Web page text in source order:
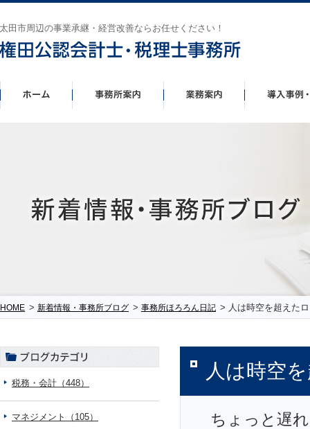
太田市周辺の事業承継・経営改善ならお任せください！
HOME > 新着情報・事務所ブログ > 事務所ほろろん日記 > 人は時空を超えた
人は時空
ちょっと遅れ
税務・会計（448）
マネジメント（105）